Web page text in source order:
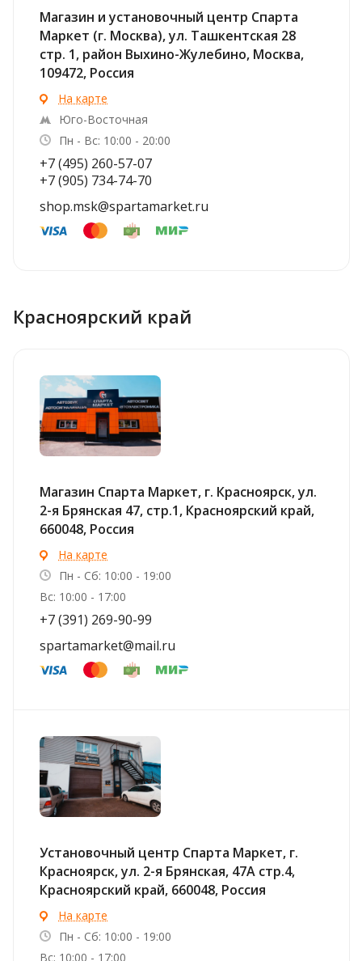
Магазин и установочный центр Спарта
Маркет (г. Москва), ул. Ташкентская 28
стр. 1, район Выхино-Жулебино, Москва,
109472, Россия
На карте
Юго-Восточная
Пн - Вс: 10:00 - 20:00
+7 (495) 260-57-07
+7 (905) 734-74-70
shop.msk@spartamarket.ru
Красноярский край
Магазин Спарта Маркет, г. Красноярск, ул.
2-я Брянская 47, стр.1, Красноярский край,
660048, Россия
На карте
Пн - Сб: 10:00 - 19:00
Вс: 10:00 - 17:00
+7 (391) 269-90-99
spartamarket@mail.ru
Установочный центр Спарта Маркет, г.
Красноярск, ул. 2-я Брянская, 47А стр.4,
Красноярский край, 660048, Россия
На карте
Пн - Сб: 10:00 - 19:00
Вс: 10:00 - 17:00